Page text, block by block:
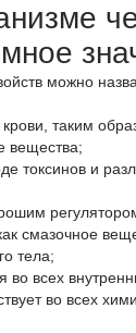
можно
крови, таким
вещества;
токсинов и
смазочное
тела;
во всех
во всех